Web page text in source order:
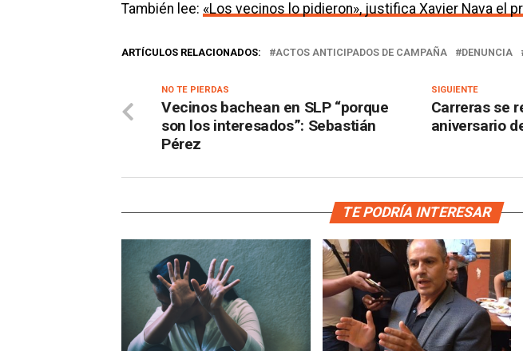
También lee: «Los vecinos lo pidieron», justifica Xavier Nava el
ARTÍCULOS RELACIONADOS: ACTOS ANTICIPADOS DE CAMPAÑA DENUNCIA
SIGUIENTE
Carreras se
aniversario
NO TE PIERDAS
Vecinos bachean en SLP “porque
son los interesados”: Sebastián
Pérez
TE PODRÍA INTERESAR